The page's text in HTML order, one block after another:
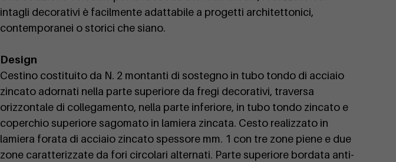
intagli decorativi è facilmente adattabile a progetti architettonici,
contemporanei o storici che siano.
Design
Cestino costituito da N. 2 montanti di sostegno in tubo tondo di acciaio
zincato adornati nella parte superiore da fregi decorativi, traversa
orizzontale di collegamento, nella parte inferiore, in tubo tondo zincato e
coperchio superiore sagomato in lamiera zincata. Cesto realizzato in
lamiera forata di acciaio zincato spessore mm. 1 con tre zone piene e due
zone caratterizzate da fori circolari alternati. Parte superiore bordata anti-